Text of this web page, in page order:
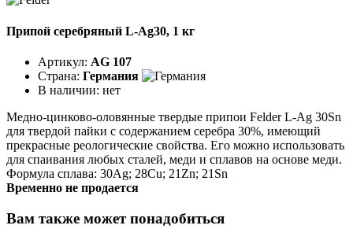
Припой серебряный L-Ag30, 1 кг
Артикул: AG 107
Страна: Германия
В наличии: нет
Медно-цинково-оловянные твердые припои Felder L-Ag 30Sn
для твердой пайки с содержанием серебра 30%, имеющий
прекрасные реологические свойства. Его можно использовать
для спаивания любых сталей, меди и сплавов на основе меди.
Формула сплава: 30Ag; 28Cu; 21Zn; 21Sn
Временно не продается
Вам также может понадобиться